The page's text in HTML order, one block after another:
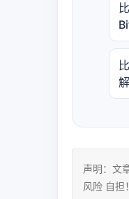
声明：文
风险 自担